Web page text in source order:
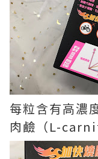
每粒含有高濃
肉鹼（L-